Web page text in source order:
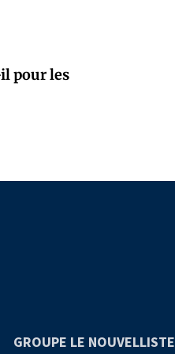
pour les
GROUPE LE NOUVELLISTE